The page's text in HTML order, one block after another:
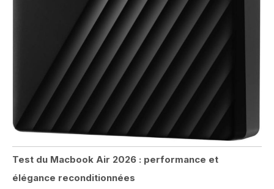
Test du Macbook Air 2026 : performance et
élégance reconditionnées